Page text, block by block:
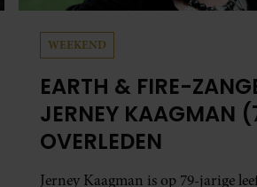
WEEKEND
EARTH & FIRE-
JERNEY KAAGMAN
OVERLEDEN
Jerney Kaagman is op 79-jarige